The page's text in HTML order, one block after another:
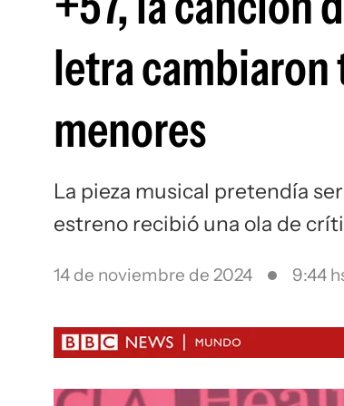
letra cambiaron
menores
La pieza musical pretendía
estreno recibió una ola de
14 de noviembre de 2024 9:44